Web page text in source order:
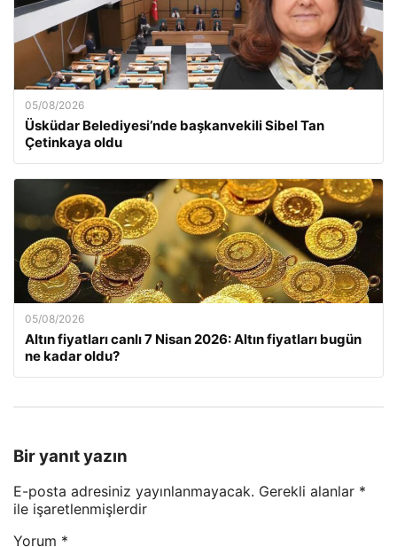
05/08/2026
Üsküdar Belediyesi’nde başkanvekili Sibel Tan
Çetinkaya oldu
05/08/2026
Altın fiyatları canlı 7 Nisan 2026: Altın fiyatları bugün
ne kadar oldu?
Bir yanıt yazın
E-posta adresiniz yayınlanmayacak. Gerekli alanlar *
ile işaretlenmişlerdir
Yorum *